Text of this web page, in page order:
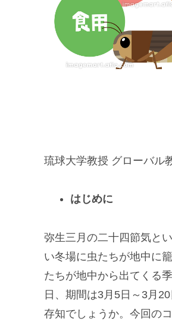
琉球大学教授 グローバル
はじめに
弥生三月の二十四節気と
い冬場に虫たちが地中に
たちが地中から出てくる
日、期間は3月5日～3月
存知でしょうか。今回の